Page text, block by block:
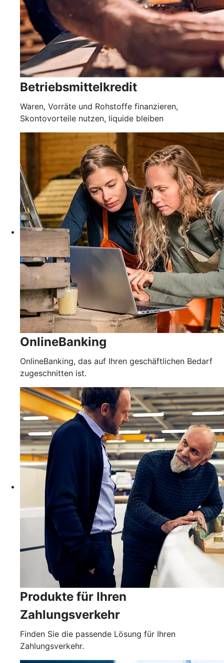
Betriebsmittelkredit
Waren, Vorräte und Rohstoffe finanzieren,
Skontovorteile nutzen, liquide bleiben
OnlineBanking
OnlineBanking, das auf Ihren geschäftlichen Bedarf
zugeschnitten ist.
Produkte für Ihren
Zahlungsverkehr
Finden Sie die passende Lösung für Ihren
Zahlungsverkehr.